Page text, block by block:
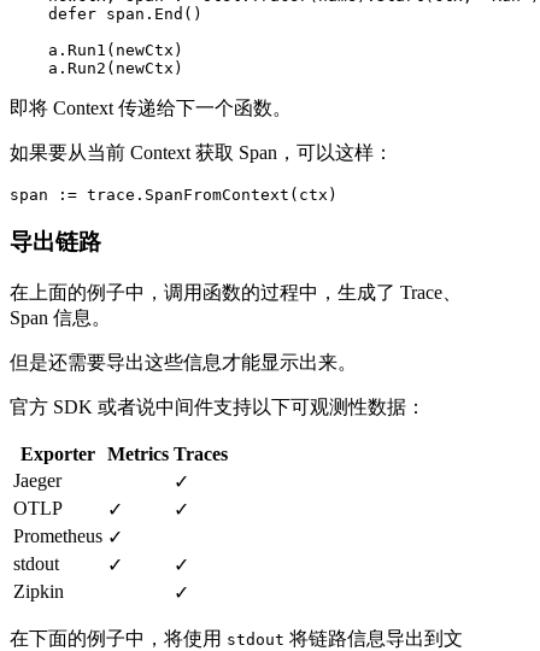
    defer span.End()
    a.Run1(newCtx)
    a.Run2(newCtx)
即将 Context 传递给下一个函数。
如果要从当前 Context 获取 Span，可以这样：
span := trace.SpanFromContext(ctx)
导出链路
在上面的例子中，调用函数的过程中，生成了 Trace、
Span 信息。
但是还需要导出这些信息才能显示出来。
官方 SDK 或者说中间件支持以下可观测性数据：
Exporter Metrics Traces
Jaeger
✓
OTLP
✓
✓
Prometheus ✓
stdout
✓
✓
Zipkin
✓
在下面的例子中，将使用 stdout 将链路信息导出到文